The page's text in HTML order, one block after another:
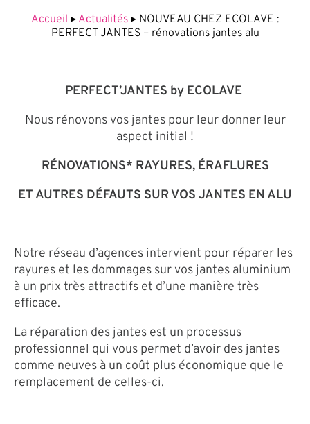
Accueil ▸ Actualités ▸ NOUVEAU CHEZ ECOLAVE :
PERFECT JANTES – rénovations jantes alu
PERFECT’JANTES by ECOLAVE
Nous rénovons vos jantes pour leur donner leur
aspect initial !
RÉNOVATIONS* RAYURES, ÉRAFLURES
ET AUTRES DÉFAUTS SUR VOS JANTES EN ALU
Notre réseau d’agences intervient pour réparer les
rayures et les dommages sur vos jantes aluminium
à un prix très attractifs et d’une manière très
efficace.
La réparation des jantes est un processus
professionnel qui vous permet d’avoir des jantes
comme neuves à un coût plus économique que le
remplacement de celles-ci.